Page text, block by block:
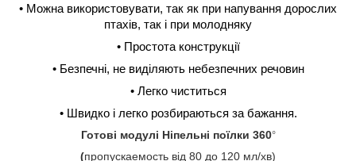
• Можна використовувати, так як при напування дорослих
птахів, так і при молодняку
• Простота конструкції
• Безпечні, не виділяють небезпечних речовин
• Легко чиститься
• Швидко і легко розбираються за бажання.
Готові модулі Ніпельні поїлки 360°
(пропускаемость від 80 до 120 мл/хв)